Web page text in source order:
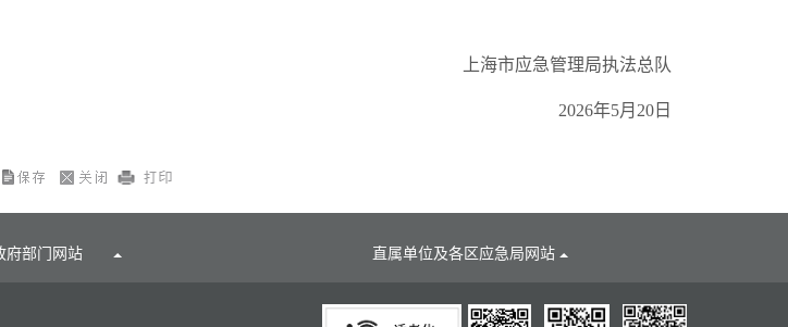
上海市应急管理局执法总队
2026年5月20日
府部门网站 直属单位及各区应急局网站